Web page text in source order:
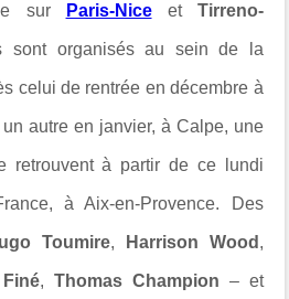
sur Paris-Niceet Tirreno-
sont organisés au sein de la
celui de rentrée en décembre à
autre en janvier, à Calpe, une
retrouvent à partir de ce lundi
à Aix-en-Provence. Des
Toumire, Harrison Wood ,
, Thomas Champion – et